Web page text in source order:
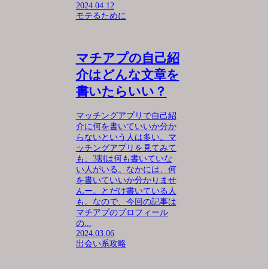
2024.04.12
モテるために
マチアプの自己紹
介はどんな文章を
書いたらいい？
マッチングアプリで自己紹
介に何を書いていいか分か
らないという人は多い。マ
ッチングアプリを見てみて
も、3割は何も書いていな
い人がいる。なかには、何
を書いていいか分かりませ
んー。とだけ書いている人
も。なので、今回の記事は
マチアプのプロフィール
の...
2024.03.06
出会い系攻略